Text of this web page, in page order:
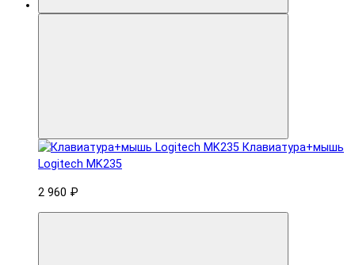
Клавиатура+мышь
Logitech MK235
2 960 ₽